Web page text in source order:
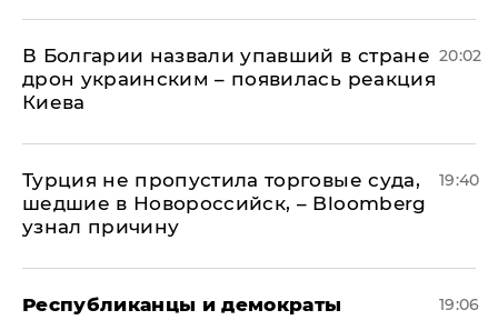
В Болгарии назвали упавший в стране
дрон украинским – появилась реакция
Киева
20:02
Турция не пропустила торговые суда,
шедшие в Новороссийск, – Bloomberg
узнал причину
19:40
Республиканцы и демократы
19:06